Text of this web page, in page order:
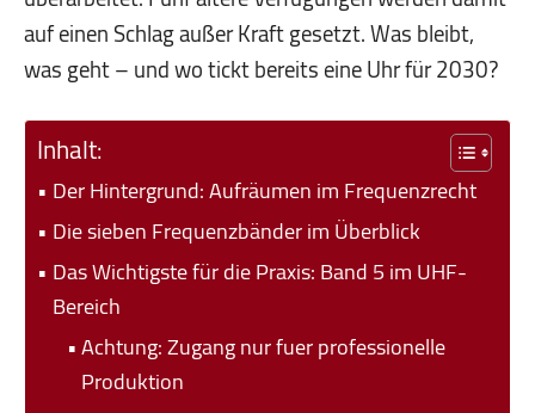
auf einen Schlag außer Kraft gesetzt. Was bleibt,
was geht – und wo tickt bereits eine Uhr für 2030?
Inhalt:
Der Hintergrund: Aufräumen im Frequenzrecht
Die sieben Frequenzbänder im Überblick
Das Wichtigste für die Praxis: Band 5 im UHF-
Bereich
Achtung: Zugang nur fuer professionelle
Produktion